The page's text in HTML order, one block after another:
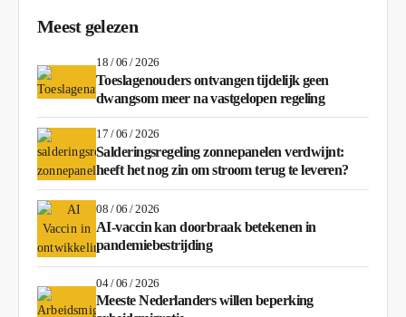
Meest gelezen
18 / 06 / 2026
Toeslagenouders ontvangen tijdelijk geen
dwangsom meer na vastgelopen regeling
17 / 06 / 2026
Salderingsregeling zonnepanelen verdwijnt:
heeft het nog zin om stroom terug te leveren?
08 / 06 / 2026
AI-vaccin kan doorbraak betekenen in
pandemiebestrijding
04 / 06 / 2026
Meeste Nederlanders willen beperking